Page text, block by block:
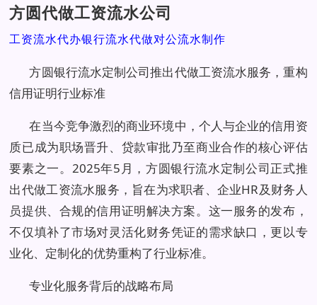
方圆代做工资流水公司
工资流水代办银行流水代做对公流水制作
方圆银行流水定制公司推出代做工资流水服务，重构
信用证明行业标准
在当今竞争激烈的商业环境中，个人与企业的信用资
质已成为职场晋升、贷款审批乃至商业合作的核心评估
要素之一。2025年5月，方圆银行流水定制公司正式推
出代做工资流水服务，旨在为求职者、企业HR及财务人
员提供、合规的信用证明解决方案。这一服务的发布，
不仅填补了市场对灵活化财务凭证的需求缺口，更以专
业化、定制化的优势重构了行业标准。
专业化服务背后的战略布局